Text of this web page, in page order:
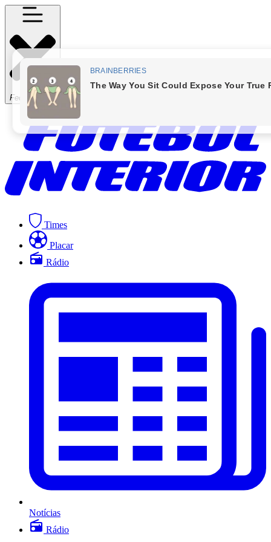
Fechar Menu
Times
Placar
Rádio
Notícias
Rádio